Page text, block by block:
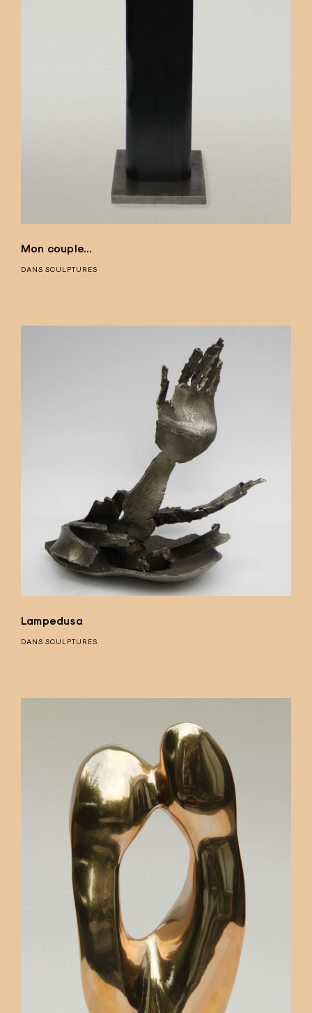
Mon couple…
DANS SCULPTURES
Lampedusa
DANS SCULPTURES